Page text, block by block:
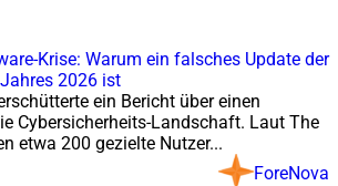
Krise: Warum ein falsches Update der
2026 ist
ein Bericht über einen
Cybersicherheits-Landschaft. Laut The
etwa 200 gezielte Nutzer...
ForeNova